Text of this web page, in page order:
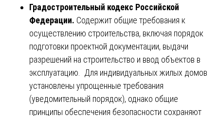
Градостроительный кодекс Российской
Федерации. Содержит общие требования к
осуществлению строительства, включая порядок
подготовки проектной документации, выдачи
разрешений на строительство и ввод объектов в
эксплуатацию. Для индивидуальных жилых домов
установлены упрощенные требования
(уведомительный порядок), однако общие
принципы обеспечения безопасности сохраняют